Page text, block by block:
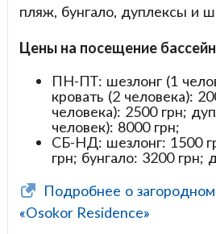
пляж, бунгало, дуплексы и
Цены на посещение
ПН-ПТ: шезлонг (1
кровать (2 человека):
человека): 2500 грн;
человек): 8000 грн;
СБ-НД: шезлонг: 1500
грн; бунгало: 3200 грн;
Подробнее о
«Osokor Residence»